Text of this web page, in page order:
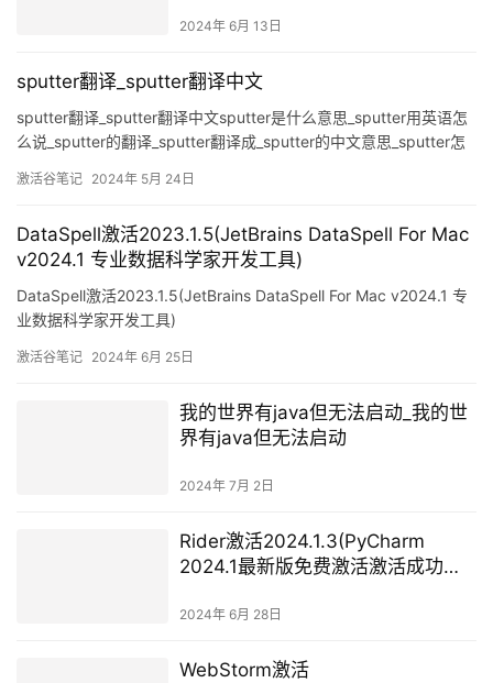
2024年 6月 13日
sputter翻译_sputter翻译中文
sputter翻译_sputter翻译中文sputter是什么意思_sputter用英语怎
么说_sputter的翻译_sputter翻译成_sputter的中文意思_sputter怎
飞溅sputtering fireworks噼啪作响的烟火牛津词典‘W-
激活谷笔记 2024年 5月 24日
DataSpell激活2023.1.5(JetBrains DataSpell For Mac
v2024.1 专业数据科学家开发工具)
DataSpell激活2023.1.5(JetBrains DataSpell For Mac v2024.1 专
业数据科学家开发工具)
激活谷笔记 2024年 6月 25日
我的世界有java但无法启动_我的世
界有java但无法启动
2024年 7月 2日
Rider激活2024.1.3(PyCharm
2024.1最新版免费激活激活成功教
码）-永久持续更新)
2024年 6月 28日
WebStorm激活